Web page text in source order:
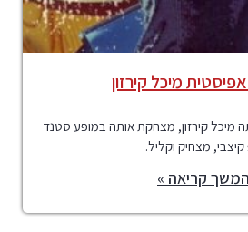
מיכל קירזון
מיכל קירזון, מצחקת אותה במופע סטנד
מצחיק וקליל.
המשך קריאה »